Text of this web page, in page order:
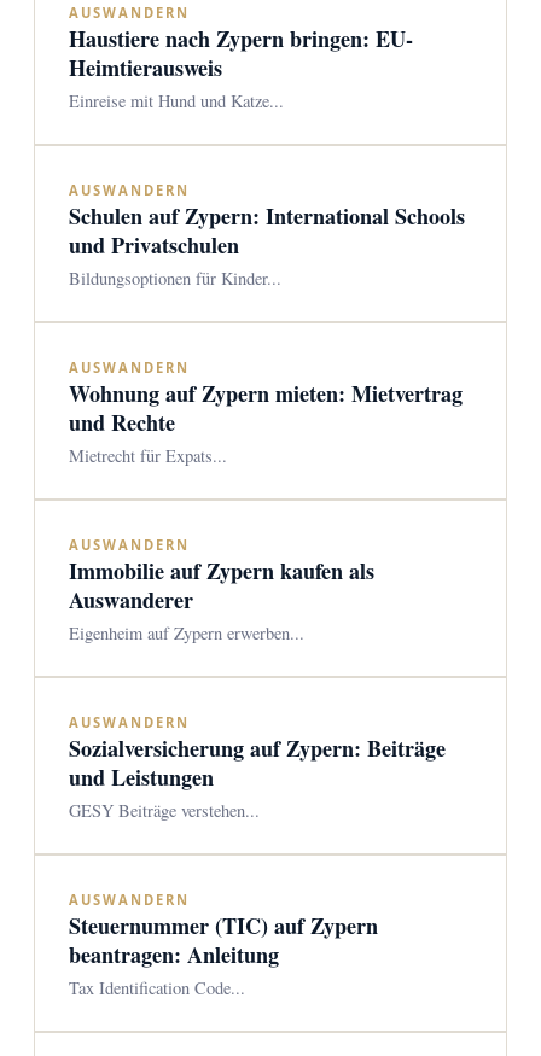
AUSWANDERN
Haustiere nach Zypern bringen: EU-
Heimtierausweis
Einreise mit Hund und Katze...
AUSWANDERN
Schulen auf Zypern: International Schools
und Privatschulen
Bildungsoptionen für Kinder...
AUSWANDERN
Wohnung auf Zypern mieten: Mietvertrag
und Rechte
Mietrecht für Expats...
AUSWANDERN
Immobilie auf Zypern kaufen als
Auswanderer
Eigenheim auf Zypern erwerben...
AUSWANDERN
Sozialversicherung auf Zypern: Beiträge
und Leistungen
GESY Beiträge verstehen...
AUSWANDERN
Steuernummer (TIC) auf Zypern
beantragen: Anleitung
Tax Identification Code...